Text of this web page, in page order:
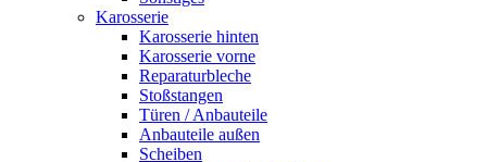
Karosserie
Karosserie hinten
Karosserie vorne
Reparaturbleche
Stoßstangen
Türen / Anbauteile
Anbauteile außen
Scheiben